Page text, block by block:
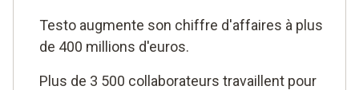
Testo augmente son chiffre d'affaires à plus
de 400 millions d'euros.
Plus de 3 500 collaborateurs travaillent pour